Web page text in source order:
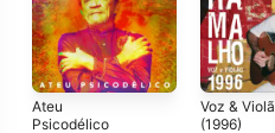
Ateu
Psicodélico
Voz &
(1996)